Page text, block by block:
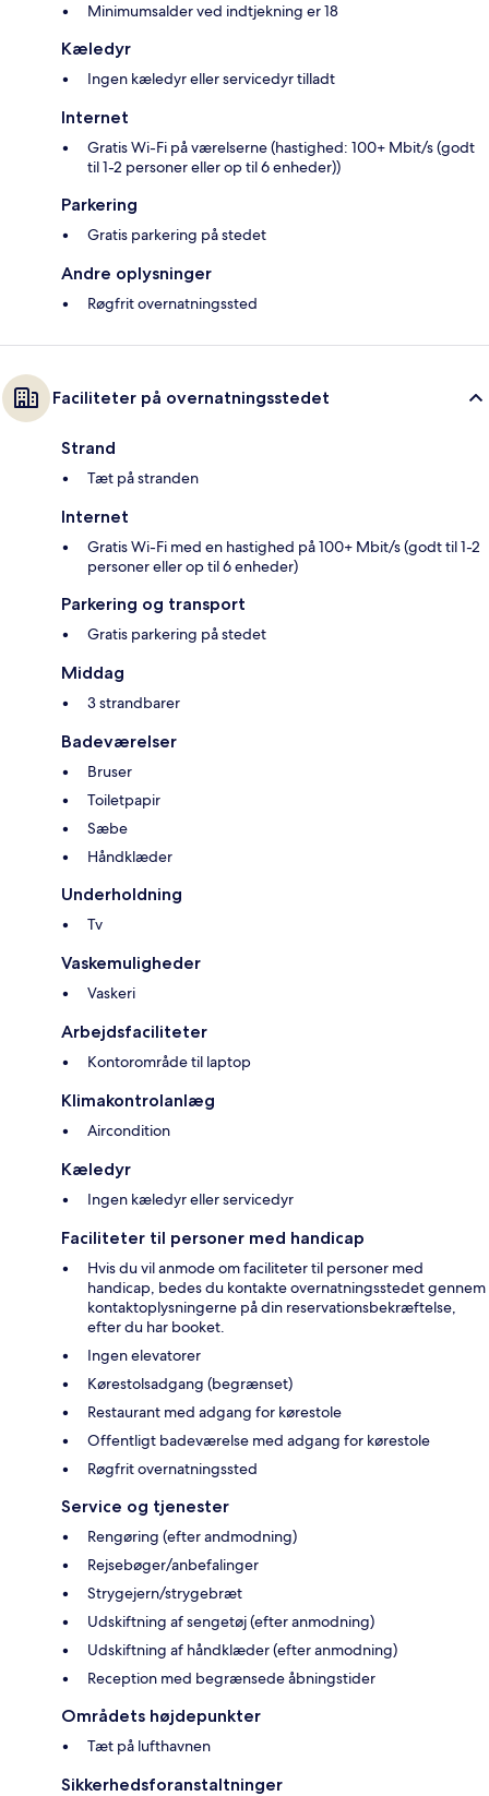
Minimumsalder ved indtjekning er 18
Kæledyr
Ingen kæledyr eller servicedyr tilladt
Internet
Gratis Wi-Fi på værelserne (hastighed: 100+ Mbit/s (godt
til 1-2 personer eller op til 6 enheder))
Parkering
Gratis parkering på stedet
Andre oplysninger
Røgfrit overnatningssted
Faciliteter på overnatningsstedet
Strand
Tæt på stranden
Internet
Gratis Wi-Fi med en hastighed på 100+ Mbit/s (godt til 1-2
personer eller op til 6 enheder)
Parkering og transport
Gratis parkering på stedet
Middag
3 strandbarer
Badeværelser
Bruser
Toiletpapir
Sæbe
Håndklæder
Underholdning
Tv
Vaskemuligheder
Vaskeri
Arbejdsfaciliteter
Kontorområde til laptop
Klimakontrolanlæg
Aircondition
Kæledyr
Ingen kæledyr eller servicedyr
Faciliteter til personer med handicap
Hvis du vil anmode om faciliteter til personer med
handicap, bedes du kontakte overnatningsstedet gennem
kontaktoplysningerne på din reservationsbekræftelse,
efter du har booket.
Ingen elevatorer
Kørestolsadgang (begrænset)
Restaurant med adgang for kørestole
Offentligt badeværelse med adgang for kørestole
Røgfrit overnatningssted
Service og tjenester
Rengøring (efter andmodning)
Rejsebøger/anbefalinger
Strygejern/strygebræt
Udskiftning af sengetøj (efter anmodning)
Udskiftning af håndklæder (efter anmodning)
Reception med begrænsede åbningstider
Områdets højdepunkter
Tæt på lufthavnen
Sikkerhedsforanstaltninger